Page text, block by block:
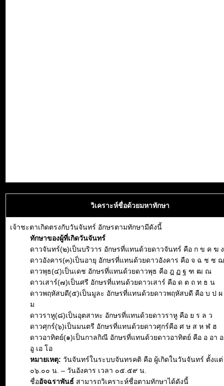
วิเคราะห์ชื่อด้วยมหาทักษา
เจ้าชะตาเกิดตรงกับวันจันทร์ อักษรตามทักษามีดังนี้
ทักษาของผู้ที่เกิดวันจันทร์
ดาวจันทร์(๒)เป็นบริวาร อักษรที่แทนด้วยดาวจันทร์ คือ ก ข ค ฆ ง
ดาวอังคาร(๓)เป็นอายุ อักษรที่แทนด้วยดาวอังคาร คือ จ ฉ ช ซ
ดาวพุธ(๔)เป็นเดช อักษรที่แทนด้วยดาวพุธ คือ ฎ ฏ ฐ ฑ ฒ ณ
ดาวเสาร์(๗)เป็นศรี อักษรที่แทนด้วยดาวเสาร์ คือ ด ต ถ ท ธ น
ดาวพฤหัสบดี(๕)เป็นมูละ อักษรที่แทนด้วยดาวพฤหัสบดี คือ บ ป
ม
ดาวราหู(๘)เป็นอุตสาหะ อักษรที่แทนด้วยดาวราหู คือ ย ร ล ว
ดาวศุกร์(๖)เป็นมนตรี อักษรที่แทนด้วยดาวศุกร์คือ ศ ษ ส ห ฬ ฮ
ดาวอาทิตย์(๑)เป็นกาลกิณี อักษรที่แทนด้วยดาวอาทิตย์ คือ อ อา
อู เอ โอ
หมายเหตุ: วันจันทร์ในระบบจันทรคติ คือ ผู้เกิดในวันจันทร์ ตั้งแต่
๐๖.๐๐ น. – วันอังคาร เวลา ๐๕.๕๙ น.
ชื่ออัจฉราพันธ์ สามารถวิเคราะห์ชื่อตามทักษาได้ดังนี้